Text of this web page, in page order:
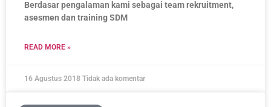
Berdasar pengalaman kami sebagai team rekruitment,
asesmen dan training SDM
READ MORE »
16 Agustus 2018 Tidak ada komentar